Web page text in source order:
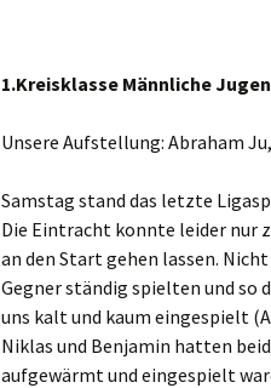
1.Kreisklasse Männliche
Unsere Aufstellung: Abraham
Samstag stand das letzte
Die Eintracht konnte leider nur
an den Start gehen lassen.
Gegner ständig spielten und so
uns kalt und kaum eingespielt
Niklas und Benjamin hatten
aufgewärmt und eingespielt